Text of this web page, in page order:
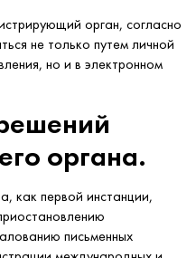
орган, согласно
не только путем личной
но и в электронном
органа.
как первой инстанции,
письменных